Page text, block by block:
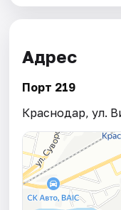
Адрес
Порт 219
Краснодар, ул.